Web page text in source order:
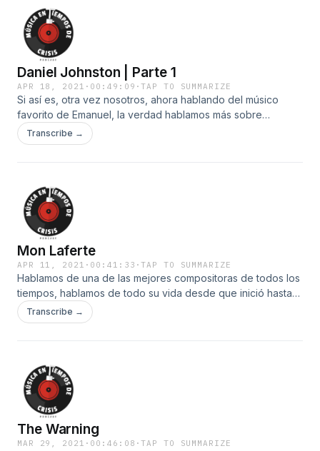
Daniel Johnston | Parte 1
APR 18, 2021 · 00:49:09 ·TAP TO SUMMARIZE
Si así es, otra vez nosotros, ahora hablando del músico
favorito de Emanuel, la verdad hablamos más sobre
leyendas en carreteras y sucesos paranormales.
Transcribe →
Mon Laferte
APR 11, 2021 · 00:41:33 ·TAP TO SUMMARIZE
Hablamos de una de las mejores compositoras de todos los
tiempos, hablamos de todo su vida desde que inició hasta
su ultimo sencillo.
Transcribe →
The Warning
MAR 29, 2021 · 00:46:08 ·TAP TO SUMMARIZE